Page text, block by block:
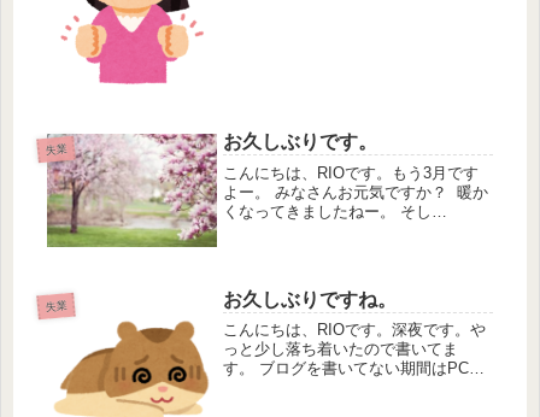
失業 お久しぶりです。
こんにちは、RIOです。もう3月です
よー。 みなさんお元気ですか？ 暖か
くなってきましたねー。 そし
思って、フル在宅か出勤が超少ない仕
事をメ...
失業 お久しぶりですね。
こんにちは、RIOです。深夜です。や
っと少し落ち着いたので書いてま
す。 ブログを書いてない期間はPCを